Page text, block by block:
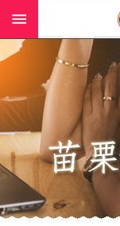
跳到主要內容區塊
進
業
務
介